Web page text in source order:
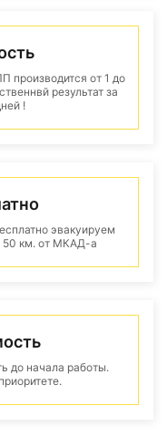
производится от 1 до
результат за
!
эвакуируем
50 км. от МКАД-а
до начала работы.